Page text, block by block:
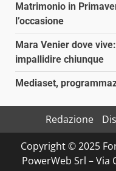
Matrimonio in
l’occasione
Mara Venier dove
impallidire chiunque
Mediaset,
Redazione
Copyright © 2025
PowerWeb Srl – Via